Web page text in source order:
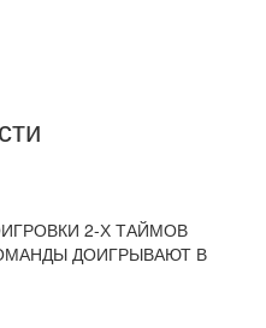
2-Х ТАЙМОВ
ДОИГРЫВАЮТ В